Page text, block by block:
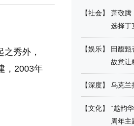
秀外，
，2003年
【社会】
萧敬腾
选择丁
【娱乐】
田馥甄
故意让
【深度】 乌克兰
【文化】
“越韵
周年主